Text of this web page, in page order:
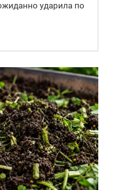
ударила по